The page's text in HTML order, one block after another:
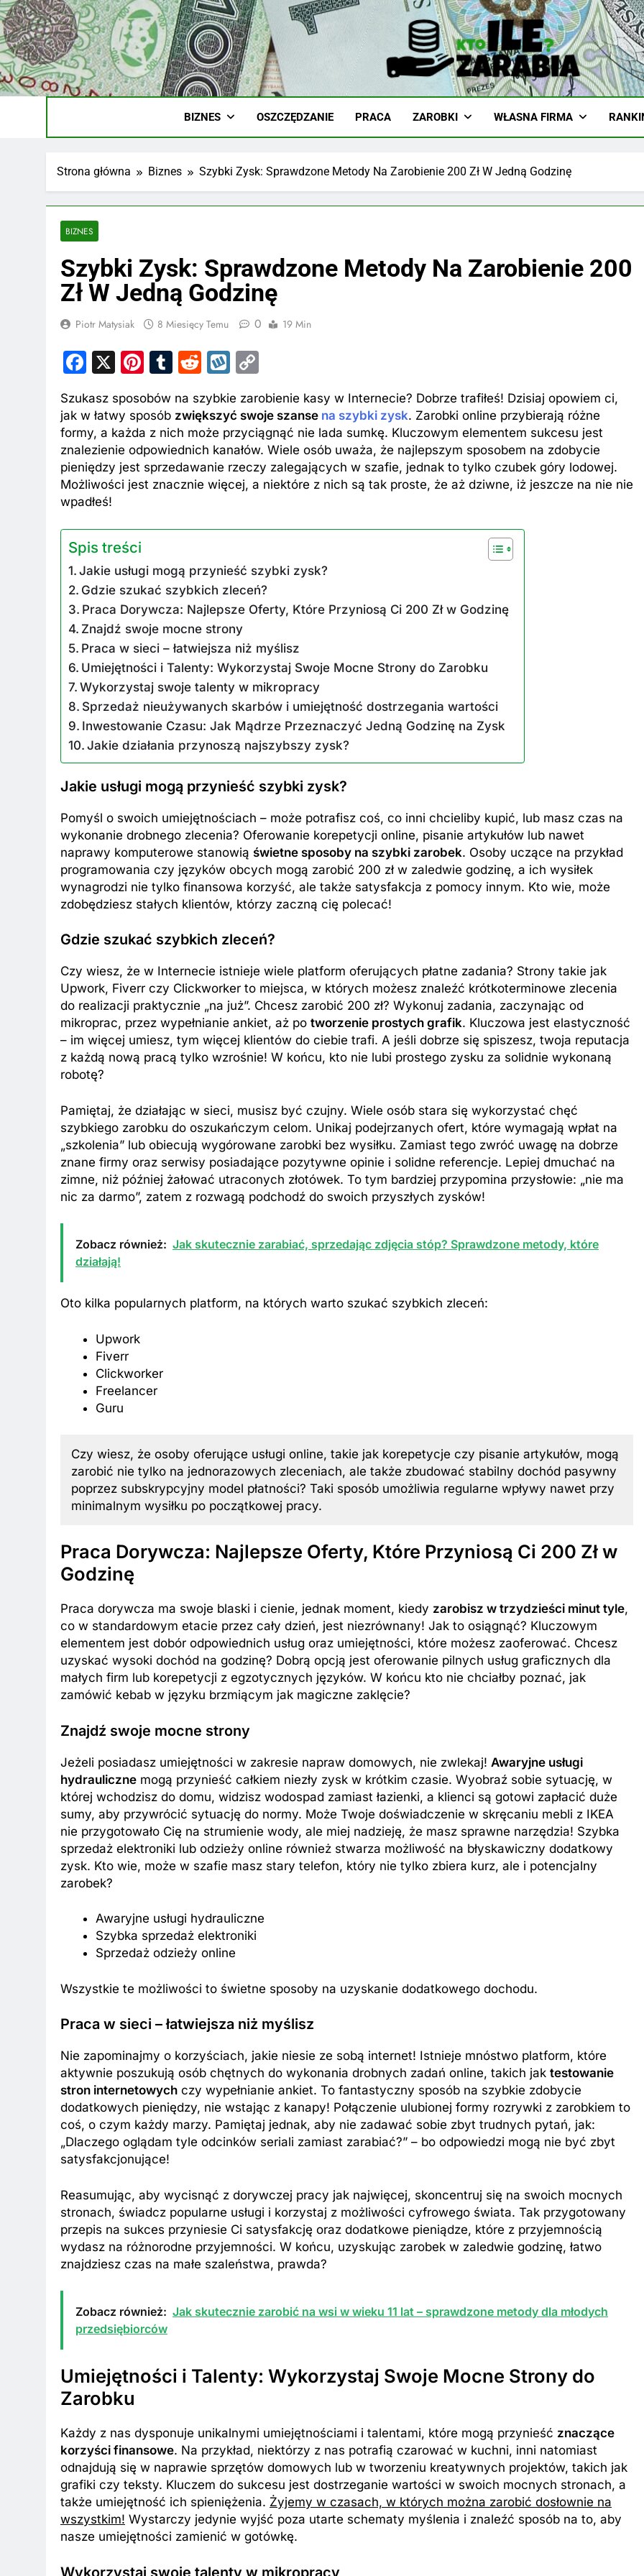
Skip
to
content
Ile-Zarabia.edu.pl
Zarobki Gwiazd, Ciekawostki I Biznes
BIZNES OSZCZĘDZANIE PRACA ZAROBKI WŁASNA FIRMA
Strona główna Biznes Szybki Zysk: Sprawdzone Metody Na Zarobienie 200 Zł W Jedną Godzinę
BIZNES
Szybki Zysk: Sprawdzone Metody Na Zarobienie 200
Zł W Jedną Godzinę
Piotr Matysiak 8 Miesięcy Temu 0 19 Min
Facebook
X Pinterest
Tumblr
RedditWykop
Szukasz sposobów na szybkie zarobienie kasy w Internecie? Dobrze trafiłeś! Dzisiaj opowiem ci,
jak w łatwy sposób zwiększyć swoje szanse na szybki zysk. Zarobki online przybierają różne
formy, a każda z nich może przyciągnąć nie lada sumkę. Kluczowym elementem sukcesu jest
znalezienie odpowiednich kanałów. Wiele osób uważa, że najlepszym sposobem na zdobycie
pieniędzy jest sprzedawanie rzeczy zalegających w szafie, jednak to tylko czubek góry lodowej.
Możliwości jest znacznie więcej, a niektóre z nich są tak proste, że aż dziwne, iż jeszcze na nie nie
wpadłeś!
Spis treści
Jakie usługi mogą przynieść szybki zysk?
Gdzie szukać szybkich zleceń?
Praca Dorywcza: Najlepsze Oferty, Które Przyniosą Ci 200 Zł w Godzinę
Znajdź swoje mocne strony
Praca w sieci – łatwiejsza niż myślisz
Umiejętności i Talenty: Wykorzystaj Swoje Mocne Strony do Zarobku
Wykorzystaj swoje talenty w mikropracy
Sprzedaż nieużywanych skarbów i umiejętność dostrzegania wartości
Inwestowanie Czasu: Jak Mądrze Przeznaczyć Jedną Godzinę na Zysk
Jakie działania przynoszą najszybszy zysk?
Jakie usługi mogą przynieść szybki zysk?
Pomyśl o swoich umiejętnościach – może potrafisz coś, co inni chcieliby kupić, lub masz czas na
wykonanie drobnego zlecenia? Oferowanie korepetycji online, pisanie artykułów lub nawet
naprawy komputerowe stanowią świetne sposoby na szybki zarobek. Osoby uczące na przykład
programowania czy języków obcych mogą zarobić 200 zł w zaledwie godzinę, a ich wysiłek
wynagrodzi nie tylko finansowa korzyść, ale także satysfakcja z pomocy innym. Kto wie, może
zdobędziesz stałych klientów, którzy zaczną cię polecać!
Gdzie szukać szybkich zleceń?
Czy wiesz, że w Internecie istnieje wiele platform oferujących płatne zadania? Strony takie jak
Upwork, Fiverr czy Clickworker to miejsca, w których możesz znaleźć krótkoterminowe zlecenia
do realizacji praktycznie „na już”. Chcesz zarobić 200 zł? Wykonuj zadania, zaczynając od
mikroprac, przez wypełnianie ankiet, aż po tworzenie prostych grafik. Kluczowa jest elastyczność
– im więcej umiesz, tym więcej klientów do ciebie trafi. A jeśli dobrze się spiszesz, twoja reputacja
z każdą nową pracą tylko wzrośnie! W końcu, kto nie lubi prostego zysku za solidnie wykonaną
robotę?
Pamiętaj, że działając w sieci, musisz być czujny. Wiele osób stara się wykorzystać chęć
szybkiego zarobku do oszukańczym celom. Unikaj podejrzanych ofert, które wymagają wpłat na
„szkolenia” lub obiecują wygórowane zarobki bez wysiłku. Zamiast tego zwróć uwagę na dobrze
znane firmy oraz serwisy posiadające pozytywne opinie i solidne referencje. Lepiej dmuchać na
zimne, niż później żałować utraconych złotówek. To tym bardziej przypomina przysłowie: „nie ma
nic za darmo”, zatem z rozwagą podchodź do swoich przyszłych zysków!
Zobacz również: Jak skutecznie zarabiać, sprzedając zdjęcia stóp? Sprawdzone metody, które
działają!
Oto kilka popularnych platform, na których warto szukać szybkich zleceń:
Upwork
Fiverr
Clickworker
Freelancer
Guru
Czy wiesz, że osoby oferujące usługi online, takie jak korepetycje czy pisanie artykułów, mogą
zarobić nie tylko na jednorazowych zleceniach, ale także zbudować stabilny dochód pasywny
poprzez subskrypcyjny model płatności? Taki sposób umożliwia regularne wpływy nawet przy
minimalnym wysiłku po początkowej pracy.
Praca Dorywcza: Najlepsze Oferty, Które Przyniosą Ci 200 Zł w
Godzinę
Praca dorywcza ma swoje blaski i cienie, jednak moment, kiedy zarobisz w trzydzieści minut tyle,
co w standardowym etacie przez cały dzień, jest niezrównany! Jak to osiągnąć? Kluczowym
elementem jest dobór odpowiednich usług oraz umiejętności, które możesz zaoferować. Chcesz
uzyskać wysoki dochód na godzinę? Dobrą opcją jest oferowanie pilnych usług graficznych dla
małych firm lub korepetycji z egzotycznych języków. W końcu kto nie chciałby poznać, jak
zamówić kebab w języku brzmiącym jak magiczne zaklęcie?
Znajdź swoje mocne strony
Jeżeli posiadasz umiejętności w zakresie napraw domowych, nie zwlekaj! Awaryjne usługi
hydrauliczne mogą przynieść całkiem niezły zysk w krótkim czasie. Wyobraź sobie sytuację, w
której wchodzisz do domu, widzisz wodospad zamiast łazienki, a klienci są gotowi zapłacić duże
sumy, aby przywrócić sytuację do normy. Może Twoje doświadczenie w skręcaniu mebli z IKEA
nie przygotowało Cię na strumienie wody, ale miej nadzieję, że masz sprawne narzędzia! Szybka
sprzedaż elektroniki lub odzieży online również stwarza możliwość na błyskawiczny dodatkowy
zysk. Kto wie, może w szafie masz stary telefon, który nie tylko zbiera kurz, ale i potencjalny
zarobek?
Awaryjne usługi hydrauliczne
Szybka sprzedaż elektroniki
Sprzedaż odzieży online
Wszystkie te możliwości to świetne sposoby na uzyskanie dodatkowego dochodu.
Praca w sieci – łatwiejsza niż myślisz
Nie zapominajmy o korzyściach, jakie niesie ze sobą internet! Istnieje mnóstwo platform, które
aktywnie poszukują osób chętnych do wykonania drobnych zadań online, takich jak testowanie
stron internetowych czy wypełnianie ankiet. To fantastyczny sposób na szybkie zdobycie
dodatkowych pieniędzy, nie wstając z kanapy! Połączenie ulubionej formy rozrywki z zarobkiem to
coś, o czym każdy marzy. Pamiętaj jednak, aby nie zadawać sobie zbyt trudnych pytań, jak:
„Dlaczego oglądam tyle odcinków seriali zamiast zarabiać?” – bo odpowiedzi mogą nie być zbyt
satysfakcjonujące!
Reasumując, aby wycisnąć z dorywczej pracy jak najwięcej, skoncentruj się na swoich mocnych
stronach, świadcz popularne usługi i korzystaj z możliwości cyfrowego świata. Tak przygotowany
przepis na sukces przyniesie Ci satysfakcję oraz dodatkowe pieniądze, które z przyjemnością
wydasz na różnorodne przyjemności. W końcu, uzyskując zarobek w zaledwie godzinę, łatwo
znajdziesz czas na małe szaleństwa, prawda?
Zobacz również: Jak skutecznie zarobić na wsi w wieku 11 lat – sprawdzone metody dla młodych
przedsiębiorców
Umiejętności i Talenty: Wykorzystaj Swoje Mocne Strony do
Zarobku
Każdy z nas dysponuje unikalnymi umiejętnościami i talentami, które mogą przynieść znaczące
korzyści finansowe. Na przykład, niektórzy z nas potrafią czarować w kuchni, inni natomiast
odnajdują się w naprawie sprzętów domowych lub w tworzeniu kreatywnych projektów, takich jak
grafiki czy teksty. Kluczem do sukcesu jest dostrzeganie wartości w swoich mocnych stronach, a
także umiejętność ich spieniężenia. Żyjemy w czasach, w których można zarobić dosłownie na
wszystkim! Wystarczy jedynie wyjść poza utarte schematy myślenia i znaleźć sposób na to, aby
nasze umiejętności zamienić w gotówkę.
Wykorzystaj swoje talenty w mikropracy
aktualne zarobki wójtów?
stawki na tym stanowisku!
Ile zarabia striptizer: poznaj aktualne
stawki męskiego striptizera
8 Miesięcy Temu
Ile zarabia psycholog szkolny:
średnie zarobki na tym stanowisku
8 Miesięcy Temu